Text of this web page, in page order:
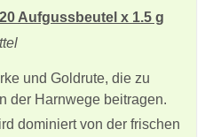
Aufgussbeutel x 1.5 g
und Goldrute, die zu
der Harnwege beitragen.
dominiert von der frischen